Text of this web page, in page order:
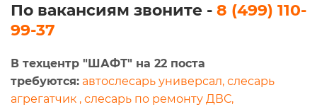
По вакансиям звоните - 8 (499) 110-
99-37
В техцентр "ШАФТ" на 22 поста
требуются: автослесарь универсал, слесарь
агрегатчик , слесарь по ремонту ДВС,